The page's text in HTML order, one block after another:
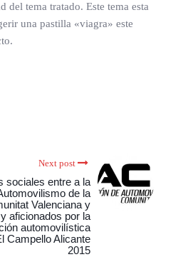
tema tratado. Este tema esta
una pastilla «viagra» este
Next post
sociales entre a la
de la
Valenciana y
aficionados por la
automovilística
Campello Alicante
2015